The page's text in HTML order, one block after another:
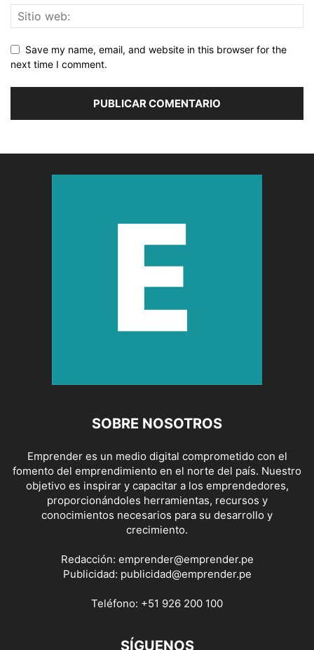
Save my name, email, and website in this browser for the
next time I comment.
SOBRE NOSOTROS
Emprender es un medio digital comprometido con el
fomento del emprendimiento en el norte del país. Nuestro
objetivo es inspirar y capacitar a los emprendedores,
proporcionándoles herramientas, recursos y
conocimientos necesarios para su desarrollo y
crecimiento.
Redacción: emprender@emprender.pe
Publicidad: publicidad@emprender.pe
Teléfono: +51 926 200 100
SÍGUENOS